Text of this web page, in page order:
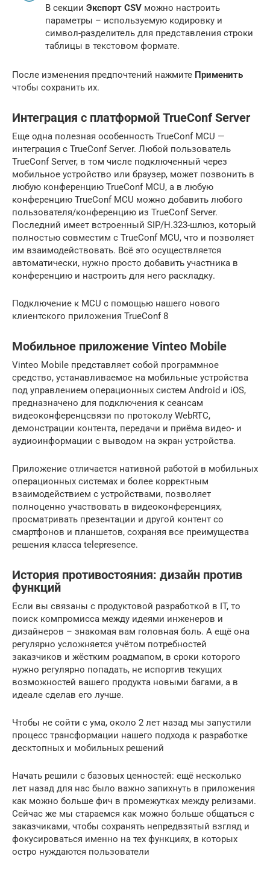
В секции Экспорт CSV можно настроить
параметры – используемую кодировку и
символ-разделитель для представления строки
таблицы в текстовом формате.
После изменения предпочтений нажмите Применить
чтобы сохранить их.
Интеграция с платформой TrueConf Server
Еще одна полезная особенность TrueConf MCU —
интеграция с TrueConf Server. Любой пользователь
TrueConf Server, в том числе подключенный через
мобильное устройство или браузер, может позвонить в
любую конференцию TrueConf MCU, а в любую
конференцию TrueConf MCU можно добавить любого
пользователя/конференцию из TrueConf Server.
Последний имеет встроенный SIP/H.323-шлюз, который
полностью совместим с TrueConf MCU, что и позволяет
им взаимодействовать. Всё это осуществляется
автоматически, нужно просто добавить участника в
конференцию и настроить для него раскладку.
Подключение к MCU с помощью нашего нового
клиентского приложения TrueConf 8
Мобильное приложение Vinteo Mobile
Vinteo Mobile представляет собой программное
средство, устанавливаемое на мобильные устройства
под управлением операционных систем Android и iOS,
предназначено для подключения к сеансам
видеоконференцсвязи по протоколу WebRTC,
демонстрации контента, передачи и приёма видео- и
аудиоинформации с выводом на экран устройства.
Приложение отличается нативной работой в мобильных
операционных системах и более корректным
взаимодействием с устройствами, позволяет
полноценно участвовать в видеоконференциях,
просматривать презентации и другой контент со
смартфонов и планшетов, сохраняя все преимущества
решения класса telepresence.
История противостояния: дизайн против
функций
Если вы связаны с продуктовой разработкой в IT, то
поиск компромисса между идеями инженеров и
дизайнеров – знакомая вам головная боль. А ещё она
регулярно усложняется учётом потребностей
заказчиков и жёстким роадмапом, в сроки которого
нужно регулярно попадать, не испортив текущих
возможностей вашего продукта новыми багами, а в
идеале сделав его лучше.
Чтобы не сойти с ума, около 2 лет назад мы запустили
процесс трансформации нашего подхода к разработке
десктопных и мобильных решений
Начать решили с базовых ценностей: ещё несколько
лет назад для нас было важно запихнуть в приложения
как можно больше фич в промежутках между релизами.
Сейчас же мы стараемся как можно больше общаться с
заказчиками, чтобы сохранять непредвзятый взгляд и
фокусироваться именно на тех функциях, в которых
остро нуждаются пользователи